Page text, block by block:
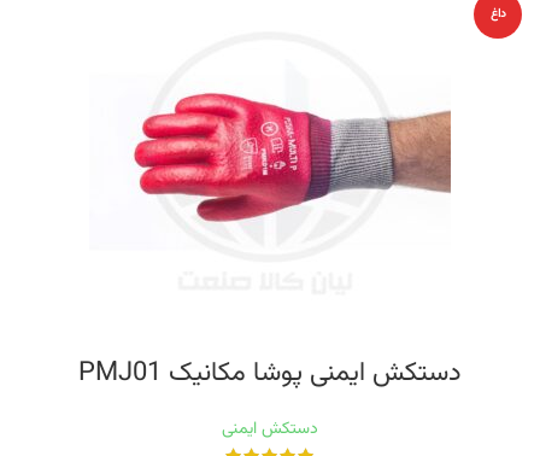
داغ
دستکش ایمنی پوشا مکانیک PMJ01
دستکش ایمنی